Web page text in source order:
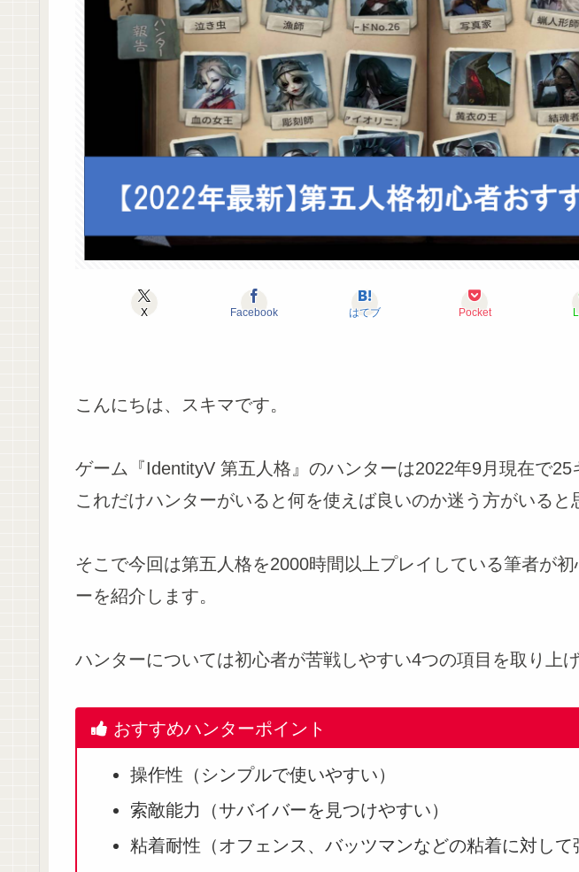
X Facebook はてブ Pocket
こんにちは、スキマです。
ゲーム『IdentityV 第五人格』のハンターは2022年9月現在で25
これだけハンターがいると何を使えば良いのか迷う方がいると
そこで今回は第五人格を2000時間以上プレイしている筆者が
ーを紹介します。
ハンターについては初心者が苦戦しやすい4つの項目を取り上げ
おすすめハンターポイント
操作性（シンプルで使いやすい）
索敵能力（サバイバーを見つけやすい）
粘着耐性（オフェンス、バッツマンなどの粘着に対して